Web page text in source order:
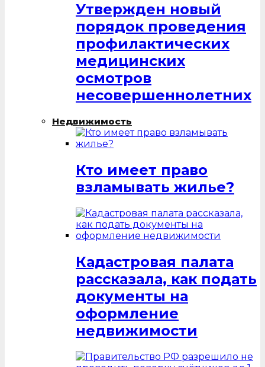
Утвержден новый
порядок проведения
профилактических
медицинских
осмотров
несовершеннолетних
Недвижимость
Кто имеет право
взламывать жилье?
Кадастровая палата
рассказала, как подать
документы на
оформление
недвижимости